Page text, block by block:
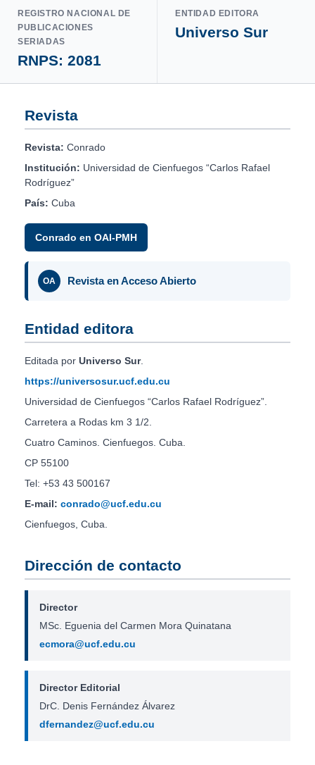
REGISTRO NACIONAL DE
PUBLICACIONES
SERIADAS
RNPS: 2081
ENTIDAD EDITORA
Universo Sur
Revista
Revista: Conrado
Institución: Universidad de Cienfuegos “Carlos Rafael
Rodríguez”
País: Cuba
Conrado en OAI-PMH
OA Revista en Acceso Abierto
Entidad editora
Editada por Universo Sur.
https://universosur.ucf.edu.cu
Universidad de Cienfuegos “Carlos Rafael Rodríguez”.
Carretera a Rodas km 3 1/2.
Cuatro Caminos. Cienfuegos. Cuba.
CP 55100
Tel: +53 43 500167
E-mail: conrado@ucf.edu.cu
Cienfuegos, Cuba.
Dirección de contacto
Director
MSc. Eguenia del Carmen Mora Quinatana
ecmora@ucf.edu.cu
Director Editorial
DrC. Denis Fernández Álvarez
dfernandez@ucf.edu.cu